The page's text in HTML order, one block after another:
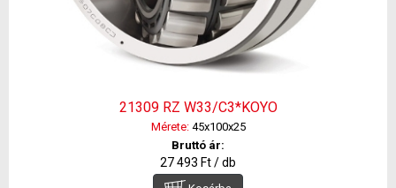
21309 RZ W33/C3*KOYO
Mérete:45x100x25
Bruttó ár:
27 493 Ft / db